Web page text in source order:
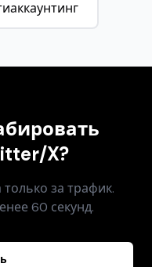
X?
за трафик.
60 секунд.